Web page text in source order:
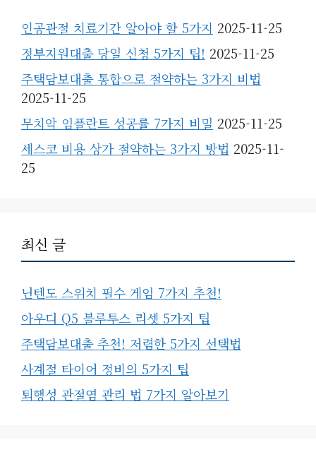
인공관절 치료기간 알아야 할 5가지 2025-11-25
정부지원대출 당일 신청 5가지 팁! 2025-11-25
주택담보대출 통합으로 절약하는 3가지 비법
2025-11-25
무치악 임플란트 성공률 7가지 비밀 2025-11-25
세스코 비용 상가 절약하는 3가지 방법 2025-11-
25
최신 글
닌텐도 스위치 필수 게임 7가지 추천!
아우디 Q5 블루투스 리셋 5가지 팁
주택담보대출 추천! 저렴한 5가지 선택법
사계절 타이어 정비의 5가지 팁
퇴행성 관절염 관리 법 7가지 알아보기